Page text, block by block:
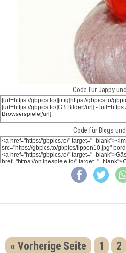
Code für Jappy und
Code für Blogs und
« Vorherige Seite 1 2